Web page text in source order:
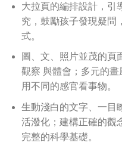
大拉頁的編排設計，引
究，鼓勵孩子發現疑問
式。
圖、文、照片並茂的頁
觀察 與體會；多元的
用不同的感官看事物。
生動淺白的文字、一目
活潑化；建構正確的觀
完整的科學基礎。